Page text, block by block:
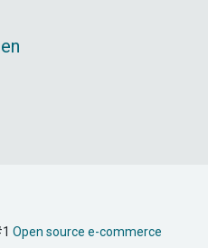
Open source e-commerce